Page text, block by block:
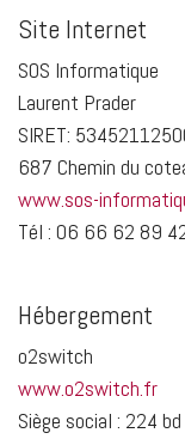
Site Internet
SOS Informatique
Laurent Prader
SIRET:
687 Chemin du
www.sos-
Tél : 06 66 62 89
Hébergement
o2switch
www.o2switch.fr
Siège social : 224